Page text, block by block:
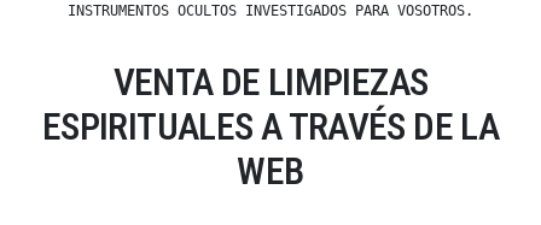
INSTRUMENTOS OCULTOS INVESTIGADOS PARA VOSOTROS.
VENTA DE LIMPIEZAS
ESPIRITUALES A TRAVÉS DE LA
WEB